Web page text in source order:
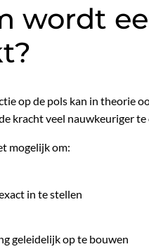
wordt
op de pols kan in theorie
kracht veel nauwkeuriger
mogelijk om:
in te stellen
geleidelijk op te bouwen